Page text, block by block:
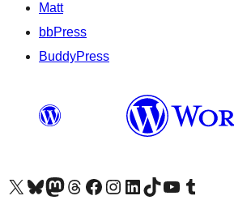
Matt
bbPress
BuddyPress
Apmeklējiet mūsu X (agrāk Twitter) kontu
Apmeklējiet mūsu Bluesky kontu
Apmeklējiet mūsu Mastodon kontu
Apmeklējiet mūsu Threads kontu
Apmeklējiet mūsu Facebook lapuApmeklējiet mūsu Instagram kontu
Apmeklējiet mūsu LinkedIn kontu
Apmeklējiet mūsu TikTok kontu
Apmeklējiet mūsu YouTube kanālu
Apmeklējiet mūsu Tumblr kontu